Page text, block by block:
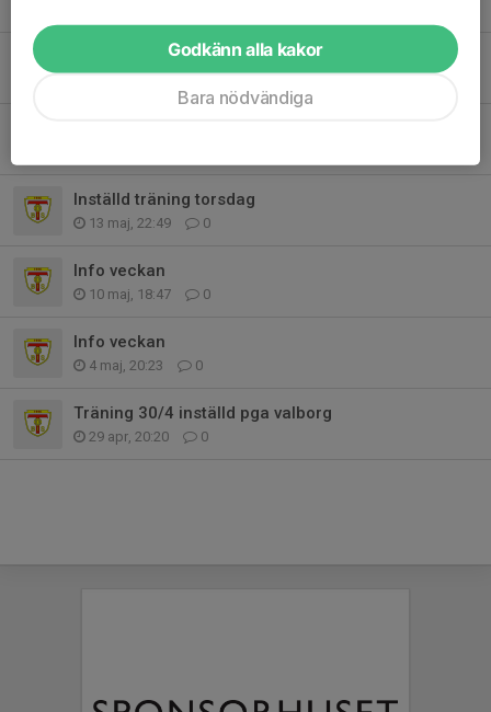
Inställd träning torsdag
13 maj, 22:49 0
Info veckan
10 maj, 18:47 0
Info veckan
4 maj, 20:23 0
Träning 30/4 inställd pga valborg
29 apr, 20:20 0
Godkänn alla kakor
Bara nödvändiga